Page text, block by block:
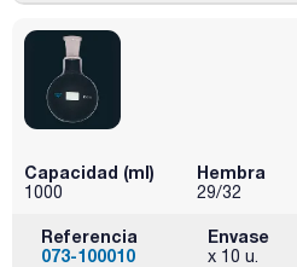
Capacidad (ml)
1000
Hembra
29/32
Referencia
073-100010
Envase
x 10 u.